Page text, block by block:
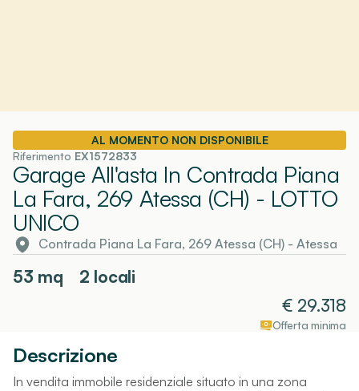
AL MOMENTO NON DISPONIBILE
Riferimento EX1572833
Garage All'asta In Contrada Piana
La Fara, 269 Atessa (CH) - LOTTO
UNICO
Contrada Piana La Fara, 269 Atessa (CH) - Atessa
53 mq
2 locali
€ 29.318
Offerta minima
Descrizione
In vendita immobile residenziale situato in una zona